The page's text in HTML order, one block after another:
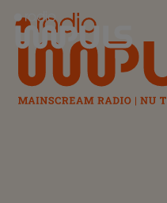
Radio Impuls